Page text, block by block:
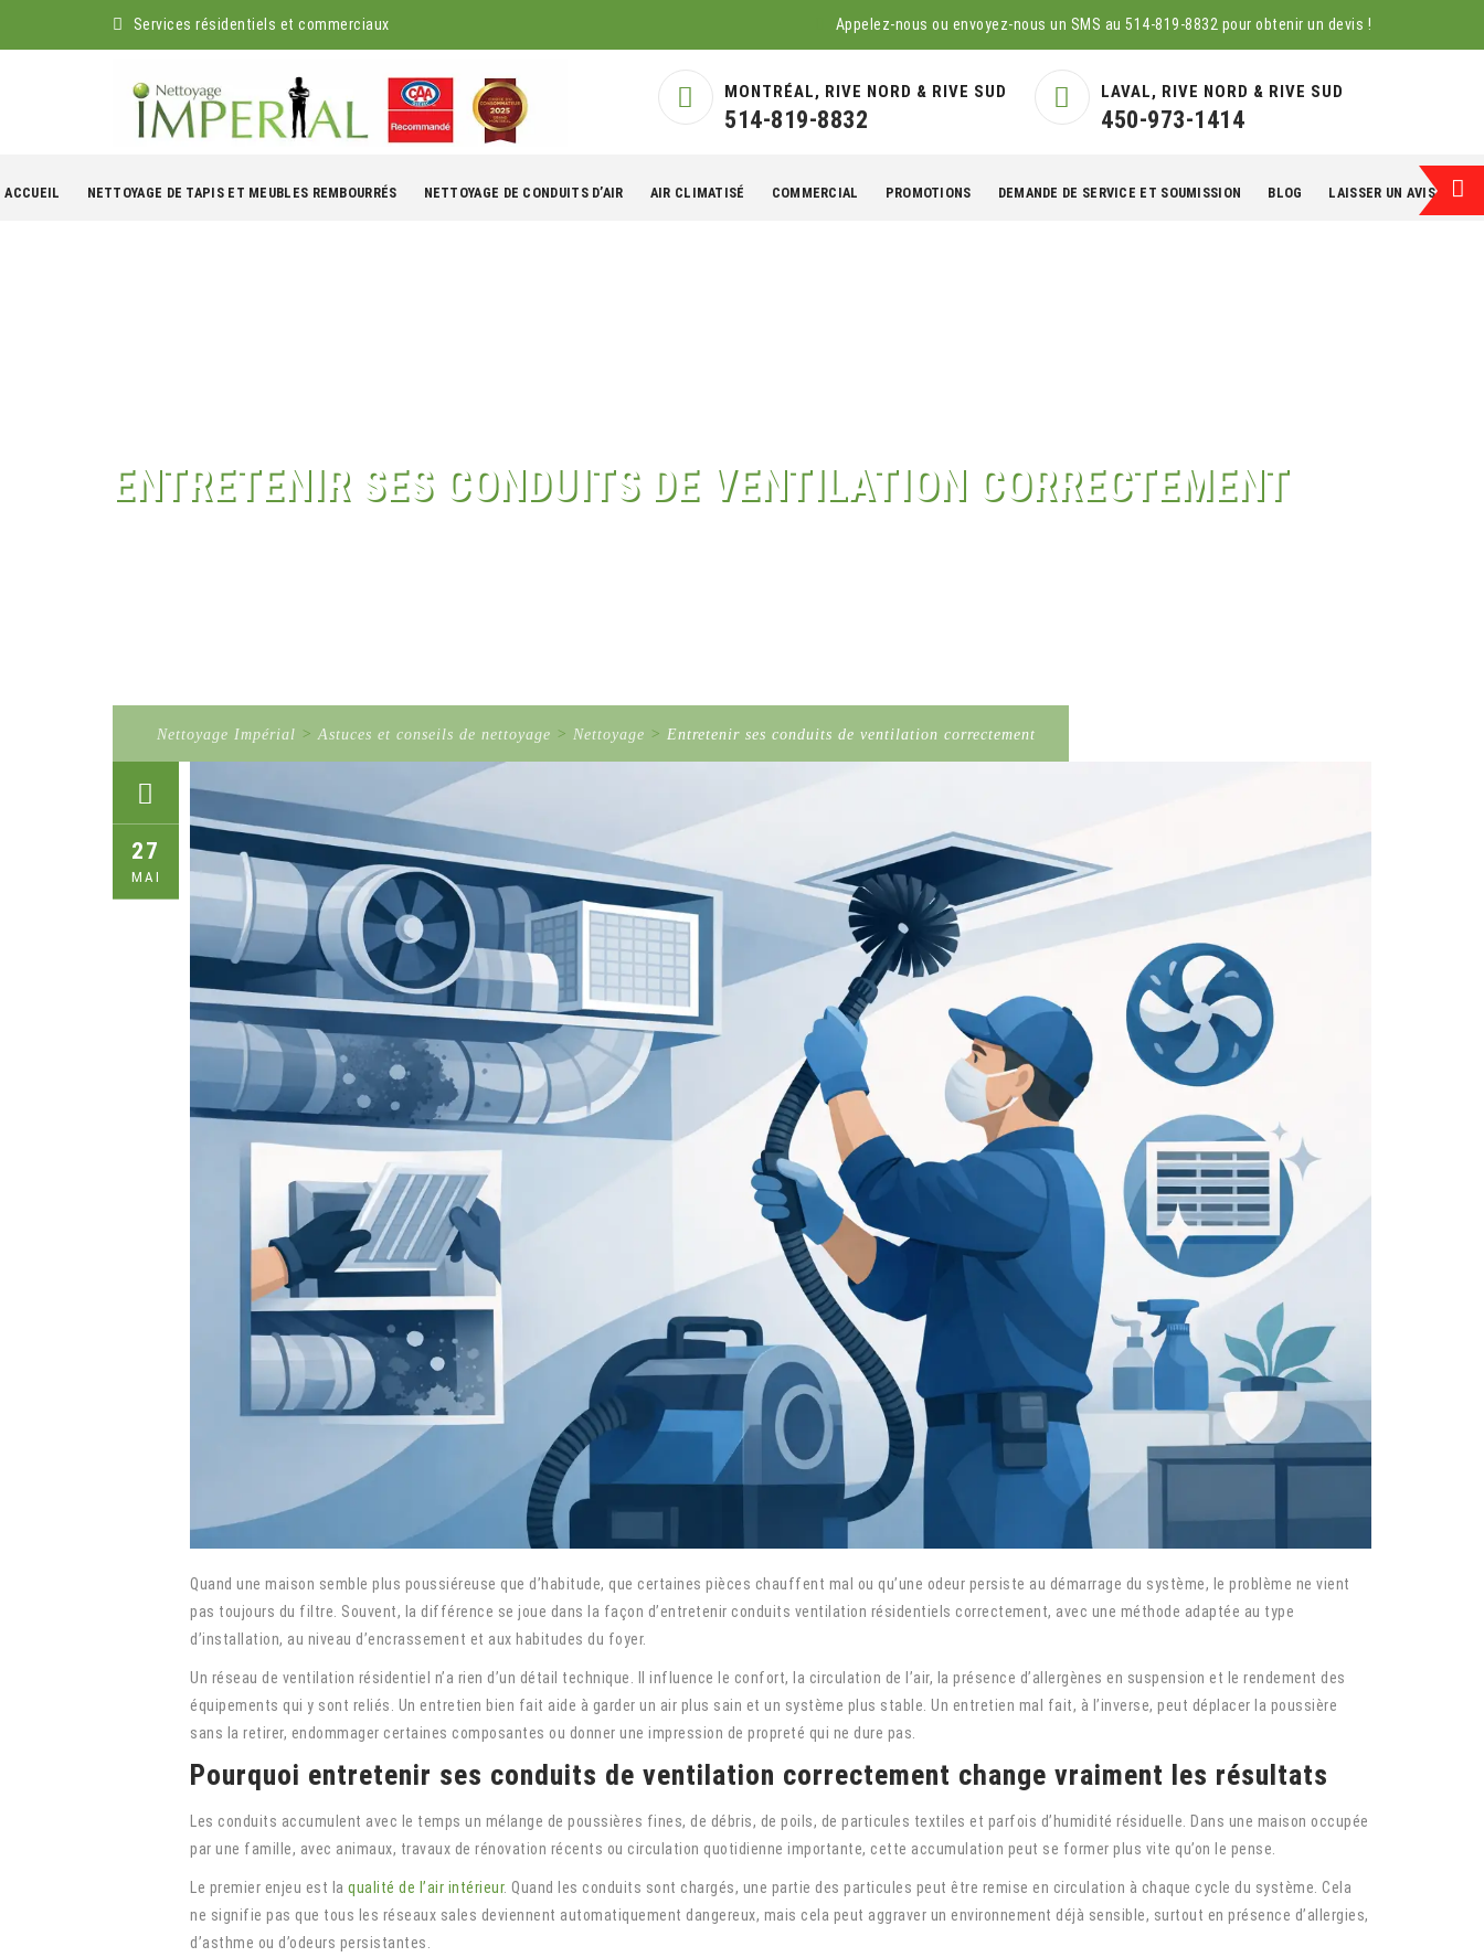
Services résidentiels et commerciaux Appelez-nous ou envoyez-nous un SMS au 514-819-8832 pour obtenir un devis !
MONTRÉAL, RIVE NORD & RIVE SUD
514-819-8832
LAVAL, RIVE NORD & RIVE SUD
450-973-1414
ACCUEIL NETTOYAGE DE TAPIS ET MEUBLES REMBOURRÉS NETTOYAGE DE CONDUITS D’AIR AIR CLIMATISÉ COMMERCIAL PROMOTIONS DEMANDE DE SERVICE ET SOUMISSION BLOG LAISSER UN AVIS EN
ENTRETENIR SES CONDUITS DE VENTILATION CORRECTEMENT
Nettoyage Impérial >Astuces et conseils de nettoyage > Nettoyage > Entretenir ses conduits de ventilation correctement
27
MAI
Quand une maison semble plus poussiéreuse que d’habitude, que certaines pièces chauffent mal ou qu’une odeur persiste au démarrage du système, le problème ne vient
pas toujours du filtre. Souvent, la différence se joue dans la façon d’entretenir conduits ventilation résidentiels correctement, avec une méthode adaptée au type
d’installation, au niveau d’encrassement et aux habitudes du foyer.
Un réseau de ventilation résidentiel n’a rien d’un détail technique. Il influence le confort, la circulation de l’air, la présence d’allergènes en suspension et le rendement des
équipements qui y sont reliés. Un entretien bien fait aide à garder un air plus sain et un système plus stable. Un entretien mal fait, à l’inverse, peut déplacer la poussière
sans la retirer, endommager certaines composantes ou donner une impression de propreté qui ne dure pas.
Pourquoi entretenir ses conduits de ventilation correctement change vraiment les résultats
Les conduits accumulent avec le temps un mélange de poussières fines, de débris, de poils, de particules textiles et parfois d’humidité résiduelle. Dans une maison occupée
par une famille, avec animaux, travaux de rénovation récents ou circulation quotidienne importante, cette accumulation peut se former plus vite qu’on le pense.
Le premier enjeu est la qualité de l’air intérieur. Quand les conduits sont chargés, une partie des particules peut être remise en circulation à chaque cycle du système. Cela
ne signifie pas que tous les réseaux sales deviennent automatiquement dangereux, mais cela peut aggraver un environnement déjà sensible, surtout en présence d’allergies,
d’asthme ou d’odeurs persistantes.